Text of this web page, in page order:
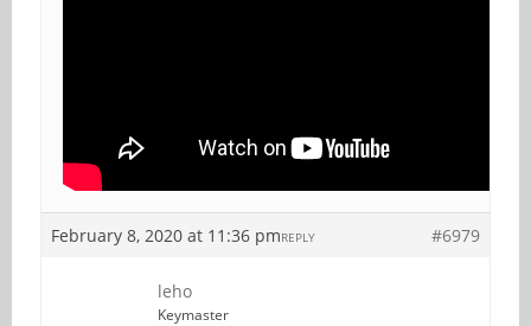
February 8, 2020 at 11:36 pm #6979
REPLY
leho
Keymaster